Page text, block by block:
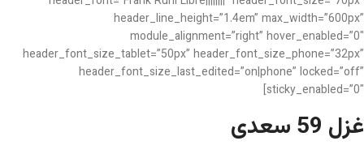
header_line_height=”1.4em” max_width=”600px”
module_alignment=”right” hover_enabled=”0″
header_font_size_tablet=”50px” header_font_size_phone=”32px”
header_font_size_last_edited=”on|phone” locked=”off”
sticky_enabled=”0″]
غزل 59 سعدی